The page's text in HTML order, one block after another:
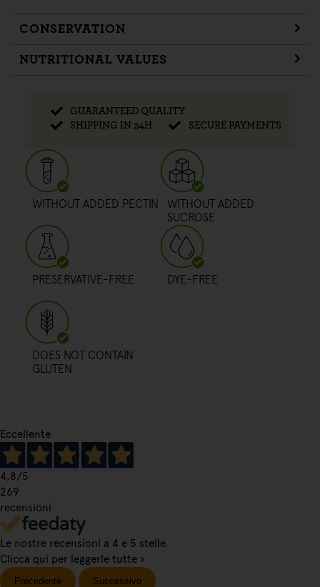
CONSERVATION
NUTRITIONAL VALUES
GUARANTEED QUALITY
SHIPPING IN 24H
SECURE PAYMENTS
WITHOUT ADDED PECTIN
WITHOUT ADDED
SUCROSE
PRESERVATIVE-FREE DYE-FREE
DOES NOT CONTAIN
GLUTEN
Eccellente
4,8/5
269
recensioni
Le nostre recensioni a 4 e 5 stelle.
Clicca qui per leggerle tutte >
Precedente Successivo